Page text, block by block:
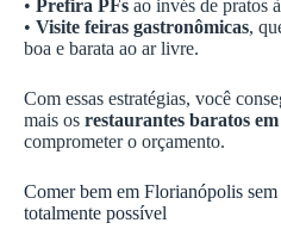
• Prefira PFs ao invés de pratos
• Visite feiras gastronômicas,
boa e barata ao ar livre.
Com essas estratégias, você
mais os restaurantes baratos
comprometer o orçamento.
Comer bem em Florianópolis
totalmente possível